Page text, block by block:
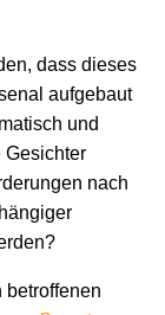
dass dieses
aufgebaut
und
Gesichter
nach
betroffenen